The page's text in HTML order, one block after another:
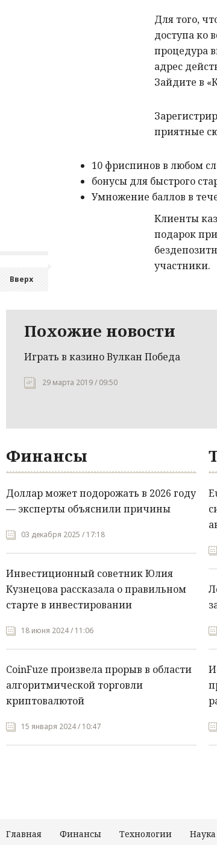
Вверх
Для того,
доступа ко
процедура
адрес
Зайдите в
приятные
10 фриспинов в любом
бонусы для быстрого
Умножение баллов в
Клиенты
подарок
участники.
Похожие новости
Играть в казино Вулкан Победа
29 марта 2019 / 09:50
Финансы
Доллар может подорожать в 2026 году
— эксперты объяснили причины
03 декабря 2025 / 17:18
Инвестиционный советник Юлия
Кузнецова рассказала о правильном
старте в инвестировании
18 июня 2024 / 11:06
CoinFuze произвела прорыв в области
алгоритмической торговли
криптовалютой
15 января 2024 / 10:47
Главная Финансы Технологии Наука